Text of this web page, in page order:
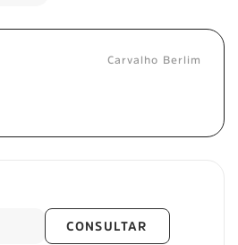
Carvalho Berlim
CONSULTAR